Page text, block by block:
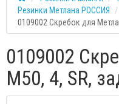
Резинки Метлана РОССИЯ
0109002 Скребок для
0109002
М50, 4, SR,